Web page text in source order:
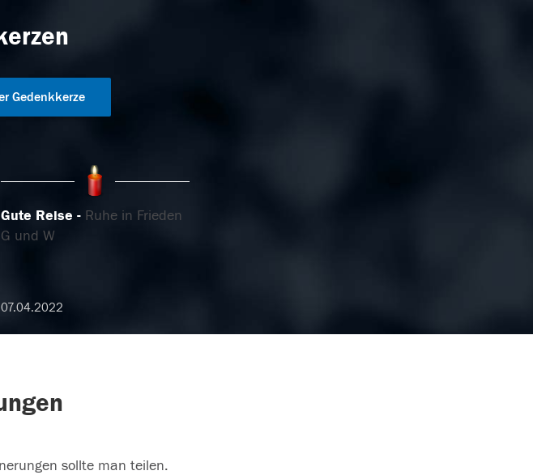
Gedenkkerze
Gute Reise
Ruhe in Frieden
G und W
07.04.2022
sollte man teilen.